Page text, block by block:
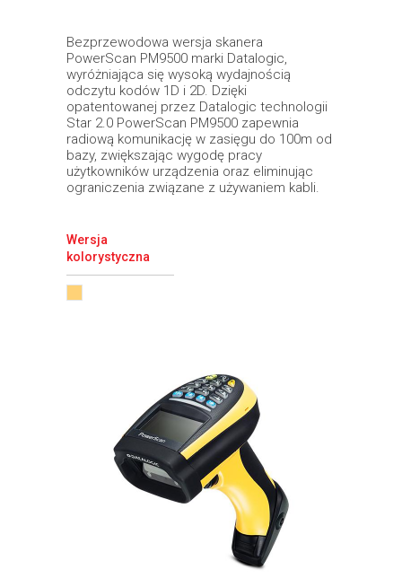
Bezprzewodowa wersja skanera
PowerScan PM9500 marki Datalogic,
wyróżniająca się wysoką wydajnością
odczytu kodów 1D i 2D. Dzięki
opatentowanej przez Datalogic technologii
Star 2.0 PowerScan PM9500 zapewnia
radiową komunikację w zasięgu do 100m od
bazy, zwiększając wygodę pracy
użytkowników urządzenia oraz eliminując
ograniczenia związane z używaniem kabli.
Wersja
kolorystyczna